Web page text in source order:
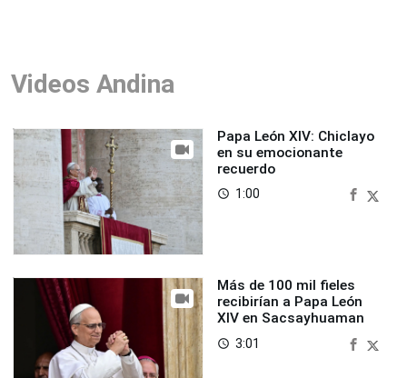
Videos Andina
Papa León XIV: Chiclayo
en su emocionante
recuerdo
access_time 1:00
Más de 100 mil fieles
recibirían a Papa León
XIV en Sacsayhuaman
access_time 3:01